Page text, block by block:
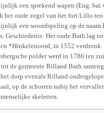
een sprekend wapen (Eng. bat
het oude zegel van het fort Lillo
een woordspeling op de
Geschiedenis: Het oude Bath lag
*Hinkelenoord, in 1552 verdronk.
polder werd in 1786 ten
de gemeente Rilland Bath
dorp evenals Rilland
op de schorren nabij het
skeletten.